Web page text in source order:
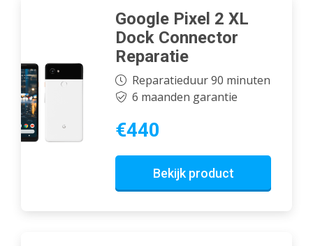
Google Pixel 2 XL
Dock Connector
Reparatie
Reparatieduur 90 minuten
6 maanden garantie
€440
Bekijk product